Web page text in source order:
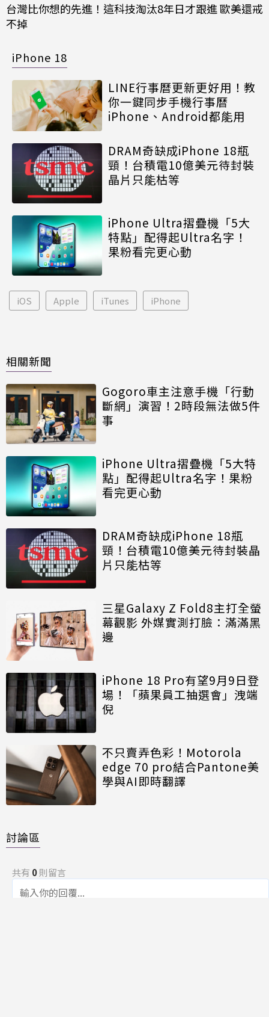
台灣比你想的先進！這科技淘汰8年日才跟進 歐美還戒
不掉
iPhone 18
LINE行事曆更新更好用！教
你一鍵同步手機行事曆
iPhone、Android都能用
DRAM奇缺成iPhone 18瓶
頸！台積電10億美元待封裝
晶片只能枯等
iPhone Ultra摺疊機「5大
特點」配得起Ultra名字！
果粉看完更心動
iOS Apple iTunes iPhone
相關新聞
Gogoro車主注意手機「行動
斷網」演習！2時段無法做5件
事
iPhone Ultra摺疊機「5大特
點」配得起Ultra名字！果粉
看完更心動
DRAM奇缺成iPhone 18瓶
頸！台積電10億美元待封裝晶
片只能枯等
三星Galaxy Z Fold8主打全螢
幕觀影 外媒實測打臉：滿滿黑
邊
iPhone 18 Pro有望9月9日登
場！「蘋果員工抽選會」洩端
倪
不只賣弄色彩！Motorola
edge 70 pro結合Pantone美
學與AI即時翻譯
討論區
共有 0則留言